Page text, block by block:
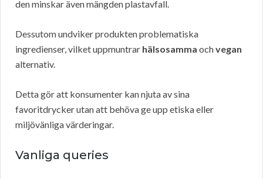
den minskar även mängden plastavfall.
Dessutom undviker produkten problematiska
ingredienser, vilket uppmuntrar hälsosamma ochvegan
alternativ.
Detta gör att konsumenter kan njuta av sina
favoritdrycker utan att behöva ge upp etiska eller
miljövänliga värderingar.
Vanliga queries